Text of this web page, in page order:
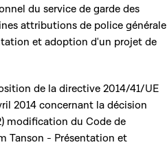
du service de garde des
attributions de police générale
et adoption d'un projet de
de la directive 2014/41/UE
2014 concernant la décision
modification du Code de
Tanson - Présentation et